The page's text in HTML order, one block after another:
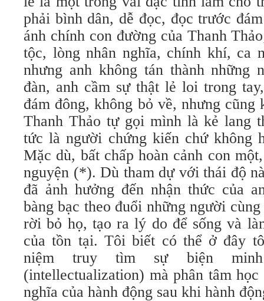
phải bình dân, dễ đọc, đọc trước
ánh chính con đường của Thanh
tộc, lòng nhân nghĩa, chính khí, ca
nhưng anh không tán thành những
đàn, anh cầm sự thật lẻ loi trong
đám đông, không bỏ về, nhưng cũng
Thanh Thảo tự gọi mình là kẻ lang
tức là người chứng kiến chứ không
Mặc dù, bất chấp hoàn cảnh con
nguyện (*). Dù tham dự với thái độ
đã ảnh hưởng đến nhận thức của
bàng bạc theo đuổi những người
rời bỏ họ, tạo ra lý do để sống và
của tồn tại. Tôi biết có thể ở đây
niệm truy tìm sự biện
(intellectualization) mà phân tâm
nghĩa của hành động sau khi hành